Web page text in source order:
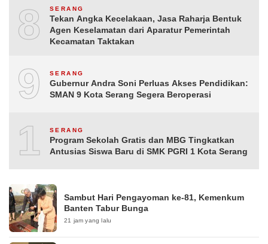
8 SERANG
Tekan Angka Kecelakaan, Jasa Raharja Bentuk
Agen Keselamatan dari Aparatur Pemerintah
Kecamatan Taktakan
9 SERANG
Gubernur Andra Soni Perluas Akses Pendidikan:
SMAN 9 Kota Serang Segera Beroperasi
10SERANG
Program Sekolah Gratis dan MBG Tingkatkan
Antusias Siswa Baru di SMK PGRI 1 Kota Serang
Sambut Hari Pengayoman ke-81, Kemenkum
Banten Tabur Bunga
21 jam yang lalu